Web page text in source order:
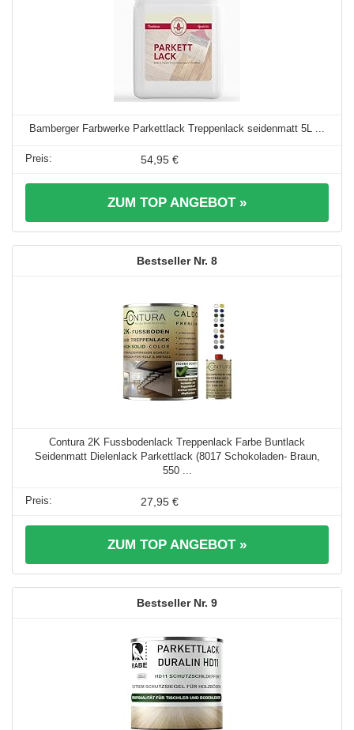
Bamberger Farbwerke Parkettlack Treppenlack seidenmatt 5L ...
54,95 €
ZUM TOP ANGEBOT »
8
Contura 2K Fussbodenlack Treppenlack Farbe Buntlack
Seidenmatt Dielenlack Parkettlack (8017 Schokoladen- Braun,
550 ...
27,95 €
ZUM TOP ANGEBOT »
9